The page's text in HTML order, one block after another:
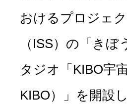
おけるプロジェ
（ISS）の「き
タジオ「KIBO宇
KIBO）」を開設